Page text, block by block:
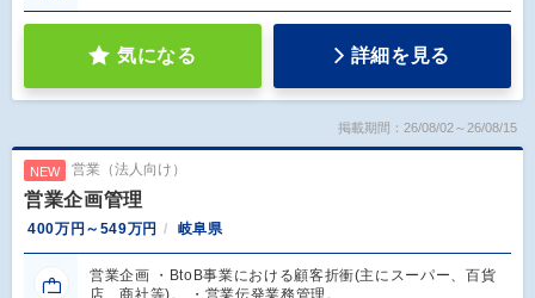
気になる 詳細を見る
掲載期間：26/08/02～26/08/15
NEW 営業（法人向け）
営業企画管理
400万円～549万円 岐阜県
営業企画 ・BtoB事業における顧客折衝(主にスーパー、百貨
店、商社等)。 ・営業伝発業務管理。